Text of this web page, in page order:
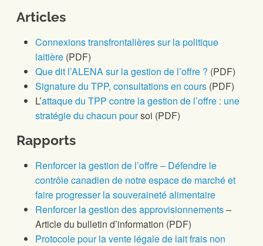
Articles
Connexions transfrontalières sur la politique
laitière (PDF)
Que dit l’ALENA sur la gestion de l’offre ? (PDF)
Signature du TPP, consultations en cours (PDF)
L’attaque du TPP contre la gestion de l’offre : une
stratégie du chacun poursoi (PDF)
Rapports
Renforcer la gestion de l’offre – Défendre le
contrôle canadien de notre espace de marché et
faire progresser la souveraineté alimentaire
Renforcer la gestion des approvisionnements–
Article du bulletin d’information (PDF)
Protocole pour la vente légale de lait frais non